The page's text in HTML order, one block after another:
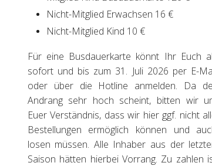
Nicht-Mitglied Erwachsen 16 €
Nicht-Mitglied Kind 10 €
Für eine Busdauerkarte könnt Ihr Euch
sofort und bis zum 31. Juli 2026 per E-
oder über die Hotline anmelden. Da
Andrang sehr hoch scheint, bitten wir
Euer Verständnis, dass wir hier ggf. nicht
Bestellungen ermöglich können und
losen müssen. Alle Inhaber aus der
Saison hätten hierbei Vorrang. Zu zahlen